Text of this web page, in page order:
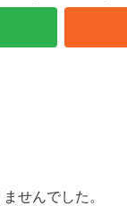
せんでした。